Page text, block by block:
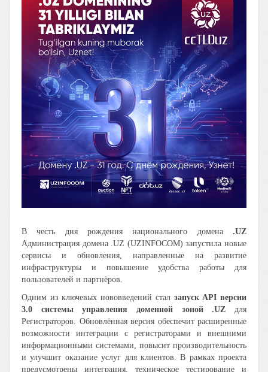
В честь дня рождения национального домена .UZ
Администрация домена .UZ (UZINFOCOM) запустила новые
сервисы и обновления, направленные на развитие
инфраструктуры и повышение удобства работы для
пользователей и партнёров.
Одним из ключевых нововведений стал запуск API версии
3.0 системы управления доменной зоной .UZ для
Регистраторов. Обновлённая версия обеспечит расширенные
возможности интеграции с регистраторами и внешними
информационными системами, повысит производительность
и улучшит оказание услуг для клиентов. В рамках проекта
предусмотрены интеграция, техническое тестирование и